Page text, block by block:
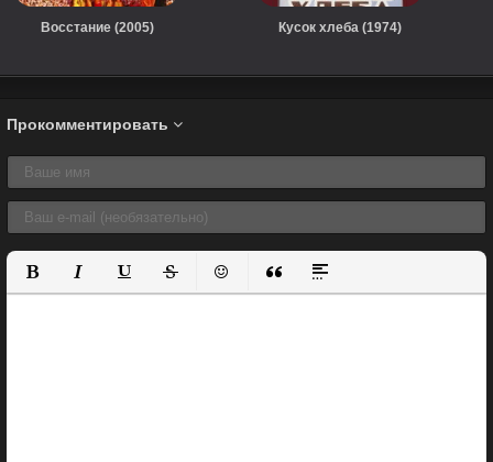
Восстание (2005) Кусок хлеба (1974)
Прокомментировать
Полужирный
КурсивПодчеркнутый
ЗачеркнутыйВставить смайлик
Вставка цитаты
Вставка спойлера